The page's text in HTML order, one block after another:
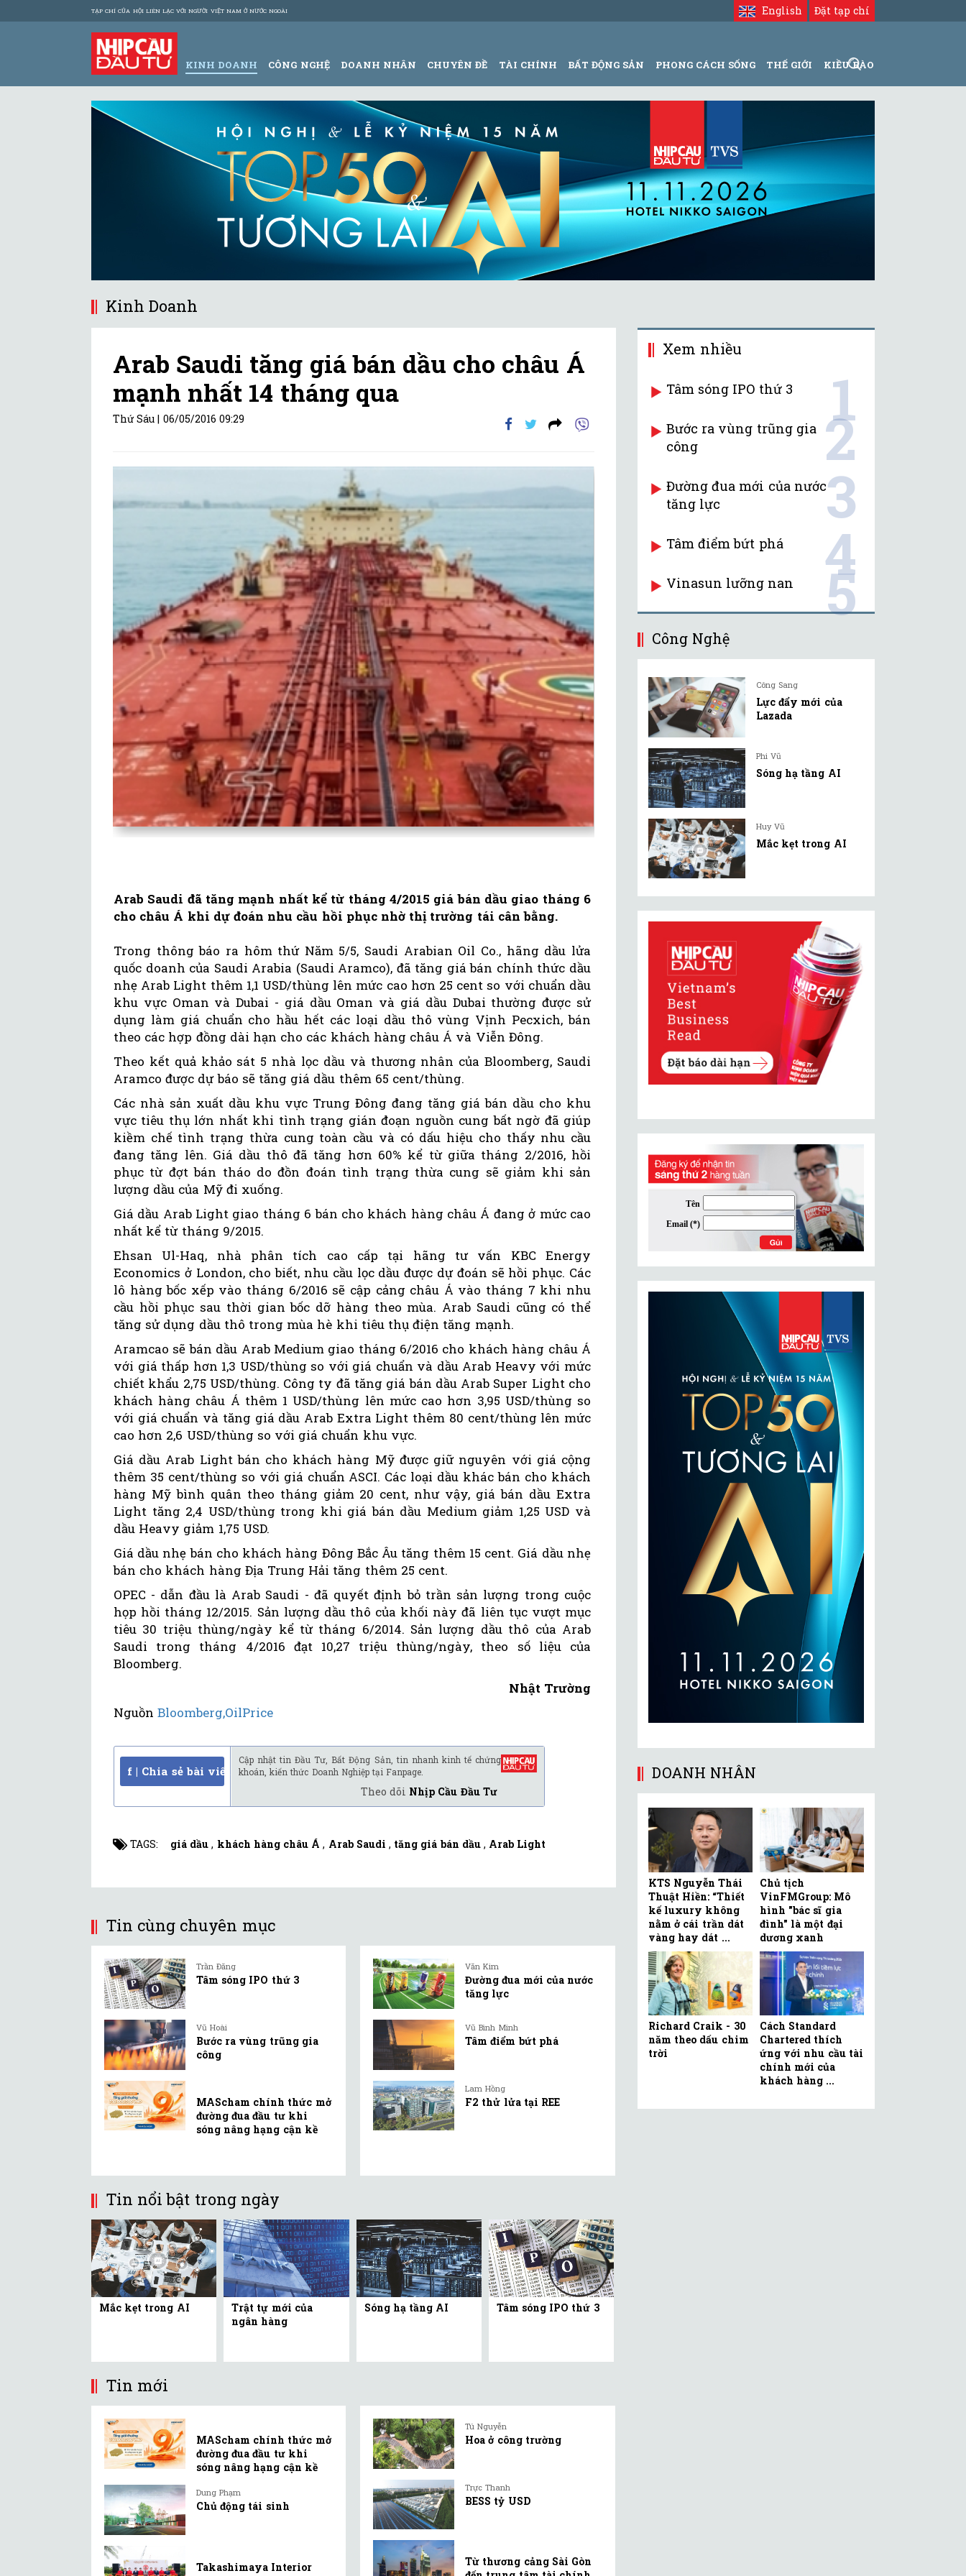
TẠP CHÍ CỦA HỘI LIÊN LẠC VỚI NGƯỜI VIỆT NAM Ở NƯỚC NGOÀI Đặt tạp chí
English
KINH DOANH CÔNG NGHỆ DOANH NHÂN CHUYÊN ĐỀ TÀI CHÍNH BẤT ĐỘNG SẢN PHONG CÁCH SỐNG THẾ GIỚI KIỀU BÀO
Kinh Doanh
Arab Saudi tăng giá bán dầu cho châu Á
mạnh nhất 14 tháng qua
Thứ Sáu | 06/05/2016 09:29
Arab Saudi đã tăng mạnh nhất kể từ tháng 4/2015 giá bán dầu giao tháng 6
cho châu Á khi dự đoán nhu cầu hồi phục nhờ thị trường tái cân bằng.
Trong thông báo ra hôm thứ Năm 5/5, Saudi Arabian Oil Co., hãng dầu lửa
quốc doanh của Saudi Arabia (Saudi Aramco), đã tăng giá bán chính thức dầu
nhẹ Arab Light thêm 1,1 USD/thùng lên mức cao hơn 25 cent so với chuẩn dầu
khu vực Oman và Dubai - giá dầu Oman và giá dầu Dubai thường được sử
dụng làm giá chuẩn cho hầu hết các loại dầu thô vùng Vịnh Pecxich, bán
theo các hợp đồng dài hạn cho các khách hàng châu Á và Viễn Đông.
Theo kết quả khảo sát 5 nhà lọc dầu và thương nhân của Bloomberg, Saudi
Aramco được dự báo sẽ tăng giá dầu thêm 65 cent/thùng.
Các nhà sản xuất dầu khu vực Trung Đông đang tăng giá bán dầu cho khu
vực tiêu thụ lớn nhất khi tình trạng gián đoạn nguồn cung bất ngờ đã giúp
kiềm chế tình trạng thừa cung toàn cầu và có dấu hiệu cho thấy nhu cầu
đang tăng lên. Giá dầu thô đã tăng hơn 60% kể từ giữa tháng 2/2016, hồi
phục từ đợt bán tháo do đồn đoán tình trạng thừa cung sẽ giảm khi sản
lượng dầu của Mỹ đi xuống.
Giá dầu Arab Light giao tháng 6 bán cho khách hàng châu Á đang ở mức cao
nhất kể từ tháng 9/2015.
Ehsan Ul-Haq, nhà phân tích cao cấp tại hãng tư vấn KBC Energy
Economics ở London, cho biết, nhu cầu lọc dầu được dự đoán sẽ hồi phục. Các
lô hàng bốc xếp vào tháng 6/2016 sẽ cập cảng châu Á vào tháng 7 khi nhu
cầu hồi phục sau thời gian bốc dỡ hàng theo mùa. Arab Saudi cũng có thể
tăng sử dụng dầu thô trong mùa hè khi tiêu thụ điện tăng mạnh.
Aramcao sẽ bán dầu Arab Medium giao tháng 6/2016 cho khách hàng châu Á
với giá thấp hơn 1,3 USD/thùng so với giá chuẩn và dầu Arab Heavy với mức
chiết khẩu 2,75 USD/thùng. Công ty đã tăng giá bán dầu Arab Super Light cho
khách hàng châu Á thêm 1 USD/thùng lên mức cao hơn 3,95 USD/thùng so
với giá chuẩn và tăng giá dầu Arab Extra Light thêm 80 cent/thùng lên mức
cao hơn 2,6 USD/thùng so với giá chuẩn khu vực.
Giá dầu Arab Light bán cho khách hàng Mỹ được giữ nguyên với giá cộng
thêm 35 cent/thùng so với giá chuẩn ASCI. Các loại dầu khác bán cho khách
hàng Mỹ bình quân theo tháng giảm 20 cent, như vậy, giá bán dầu Extra
Light tăng 2,4 USD/thùng trong khi giá bán dầu Medium giảm 1,25 USD và
dầu Heavy giảm 1,75 USD.
Giá dầu nhẹ bán cho khách hàng Đông Bắc Âu tăng thêm 15 cent. Giá dầu nhẹ
bán cho khách hàng Địa Trung Hải tăng thêm 25 cent.
OPEC - dẫn đầu là Arab Saudi - đã quyết định bỏ trần sản lượng trong cuộc
họp hồi tháng 12/2015. Sản lượng dầu thô của khối này đã liên tục vượt mục
tiêu 30 triệu thùng/ngày kể từ tháng 6/2014. Sản lượng dầu thô của Arab
Saudi trong tháng 4/2016 đạt 10,27 triệu thùng/ngày, theo số liệu của
Bloomberg.
Nhật Trường
NguồnBloomberg,OilPrice
f | Chia sẻ bài viết
Cập nhật tin Đầu Tư, Bất Động Sản, tin nhanh kinh tế chứng
khoán, kiến thức Doanh Nghiệp tại Fanpage.
Theo dõi Nhịp Cầu Đầu Tư
TAGS: giá dầu , khách hàng châu Á , Arab Saudi , tăng giá bán dầu, Arab Light
Tin cùng chuyên mục
Trần Đăng
Tâm sóng IPO thứ 3
Vũ Hoài
Bước ra vùng trũng gia
công
MAScham chính thức mở
đường đua đầu tư khi
sóng nâng hạng cận kề
Văn Kim
Đường đua mới của nước
tăng lực
Vũ Bình Minh
Tâm điểm bứt phá
Lam Hồng
F2 thử lửa tại REE
Tin nổi bật trong ngày
Mắc kẹt trong AI
Trật tự mới của
ngân hàng
Sóng hạ tầng AI Tâm sóng IPO thứ 3
Tin mới
MAScham chính thức mở
đường đua đầu tư khi
sóng nâng hạng cận kề
Dung Phạm
Chủ động tái sinh
Takashimaya Interior
Tú Nguyễn
Hoa ở công trường
Trực Thanh
BESS tỷ USD
Từ thương cảng Sài Gòn
Xem nhiều
Tâm sóng IPO thứ 3 1
Bước ra vùng trũng gia
công
2
Đường đua mới của nước
tăng lực
3
Tâm điểm bứt phá 4
Vinasun lưỡng nan 5
Công Nghệ
Công Sang
Lực đẩy mới của
Lazada
Phi Vũ
Sóng hạ tầng AI
Huy Vũ
Mắc kẹt trong AI
DOANH NHÂN
KTS Nguyễn Thái
Thuật Hiền: “Thiết
kế luxury không
nằm ở cái trần dát
vàng hay dát ...
Chủ tịch
VinFMGroup: Mô
hình "bác sĩ gia
đình" là một đại
dương xanh
Richard Craik - 30
năm theo dấu chim
trời
Cách Standard
Chartered thích
ứng với nhu cầu tài
chính mới của
khách hàng ...